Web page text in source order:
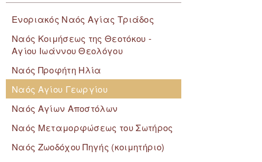
Ενοριακός Ναός Αγίας Τριάδος
Ναός Κοιμήσεως της Θεοτόκου -
Αγίου Ιωάννου Θεολόγου
Ναός Προφήτη Ηλία
Ναός Αγίου Γεωργίου
Ναός Αγίων Αποστόλων
Ναός Μεταμορφώσεως του Σωτήρος
Ναός Ζωοδόχου Πηγής (κοιμητήριο)